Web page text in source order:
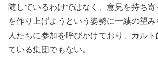
随しているわけではなく、意見を持ち
を作り上げようという姿勢に一縷の望
人たちに参加を呼びかけており、カル
ている集団でもない。